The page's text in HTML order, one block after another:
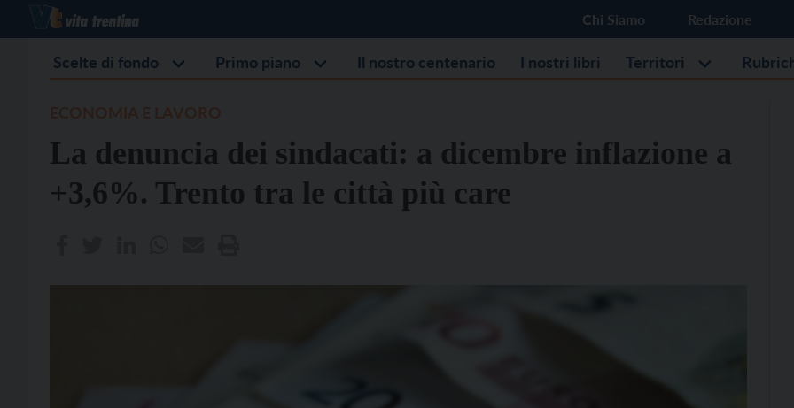
Chi Siamo Redazione
Scelte di fondo Primo piano Il nostro centenario I nostri libri Territori
La denuncia dei sindacati: a dicembre inflazione a
+3,6%. Trento tra le città più care